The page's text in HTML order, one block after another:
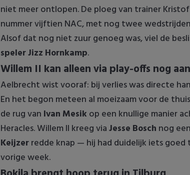
niet meer ontlopen. De ploeg van trainer
nummer vijftien NAC, met nog twee
Alsof dat nog niet zuur genoeg was, viel de
speler Jizz Hornkamp.
Willem II kan alleen via play-offs nog
Aelbrecht wist vooraf: bij verlies was directe
En het begon meteen al moeizaam voor de
de rug van Ivan Mesik op een knullige manier
Heracles. Willem II kreeg viaJesse Bosch nog
Keijzerredde knap — hij had duidelijk iets
vorige week.